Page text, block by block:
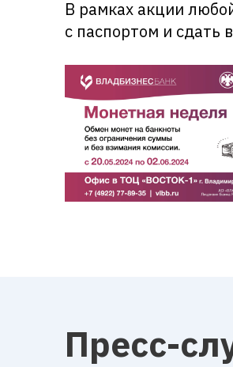
В рамках акции
с паспортом и сдать
Пресс-